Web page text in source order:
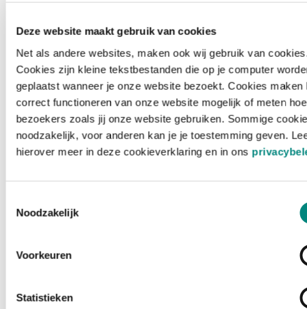
Deze website maakt gebruik van cookies
Net als andere websites, maken ook wij gebruik van
Cookies zijn kleine tekstbestanden die op je computer
geplaatst wanneer je onze website bezoekt. Cookies maken
correct functioneren van onze website mogelijk of meten hoe
bezoekers zoals jij onze website gebruiken. Sommige
noodzakelijk, voor anderen kan je je toestemming geven.
hierover meer in deze cookieverklaring en in ons
Noodzakelijk
Voorkeuren
Statistieken